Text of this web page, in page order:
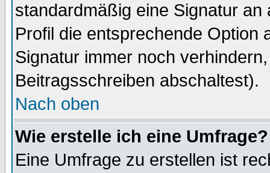
standardmäßig eine Signatur
Profil die entsprechende Option
Signatur immer noch
Beitragsschreiben abschaltest).
Nach oben
Wie erstelle ich eine Umfrage?
Eine Umfrage zu erstellen ist